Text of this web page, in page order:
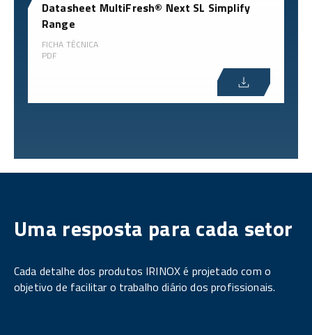
Datasheet MultiFresh® Next SL Simplify
Range
FICHA TÉCNICA
PDF
Uma resposta para cada setor
Cada detalhe dos produtos IRINOX é projetado com o
objetivo de facilitar o trabalho diário dos profissionais.